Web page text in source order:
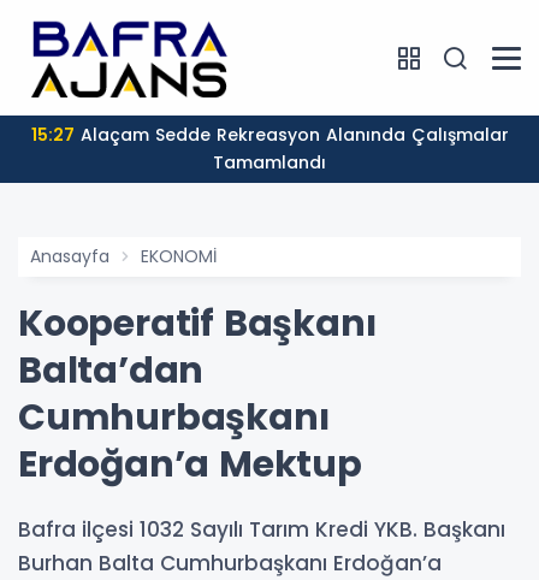
15:27
Tamamlandı
Anasayfa EKONOMİ
Kooperatif Başkanı
Balta’dan
Cumhurbaşkanı
Erdoğan’a Mektup
Bafra ilçesi 1032 Sayılı Tarım Kredi YKB. Başkanı
Burhan Balta Cumhurbaşkanı Erdoğan’a